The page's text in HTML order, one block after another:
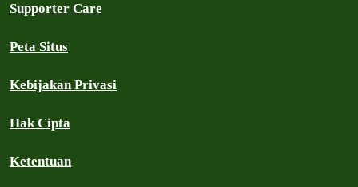
Supporter Care
Peta Situs
Kebijakan Privasi
Hak Cipta
Ketentuan